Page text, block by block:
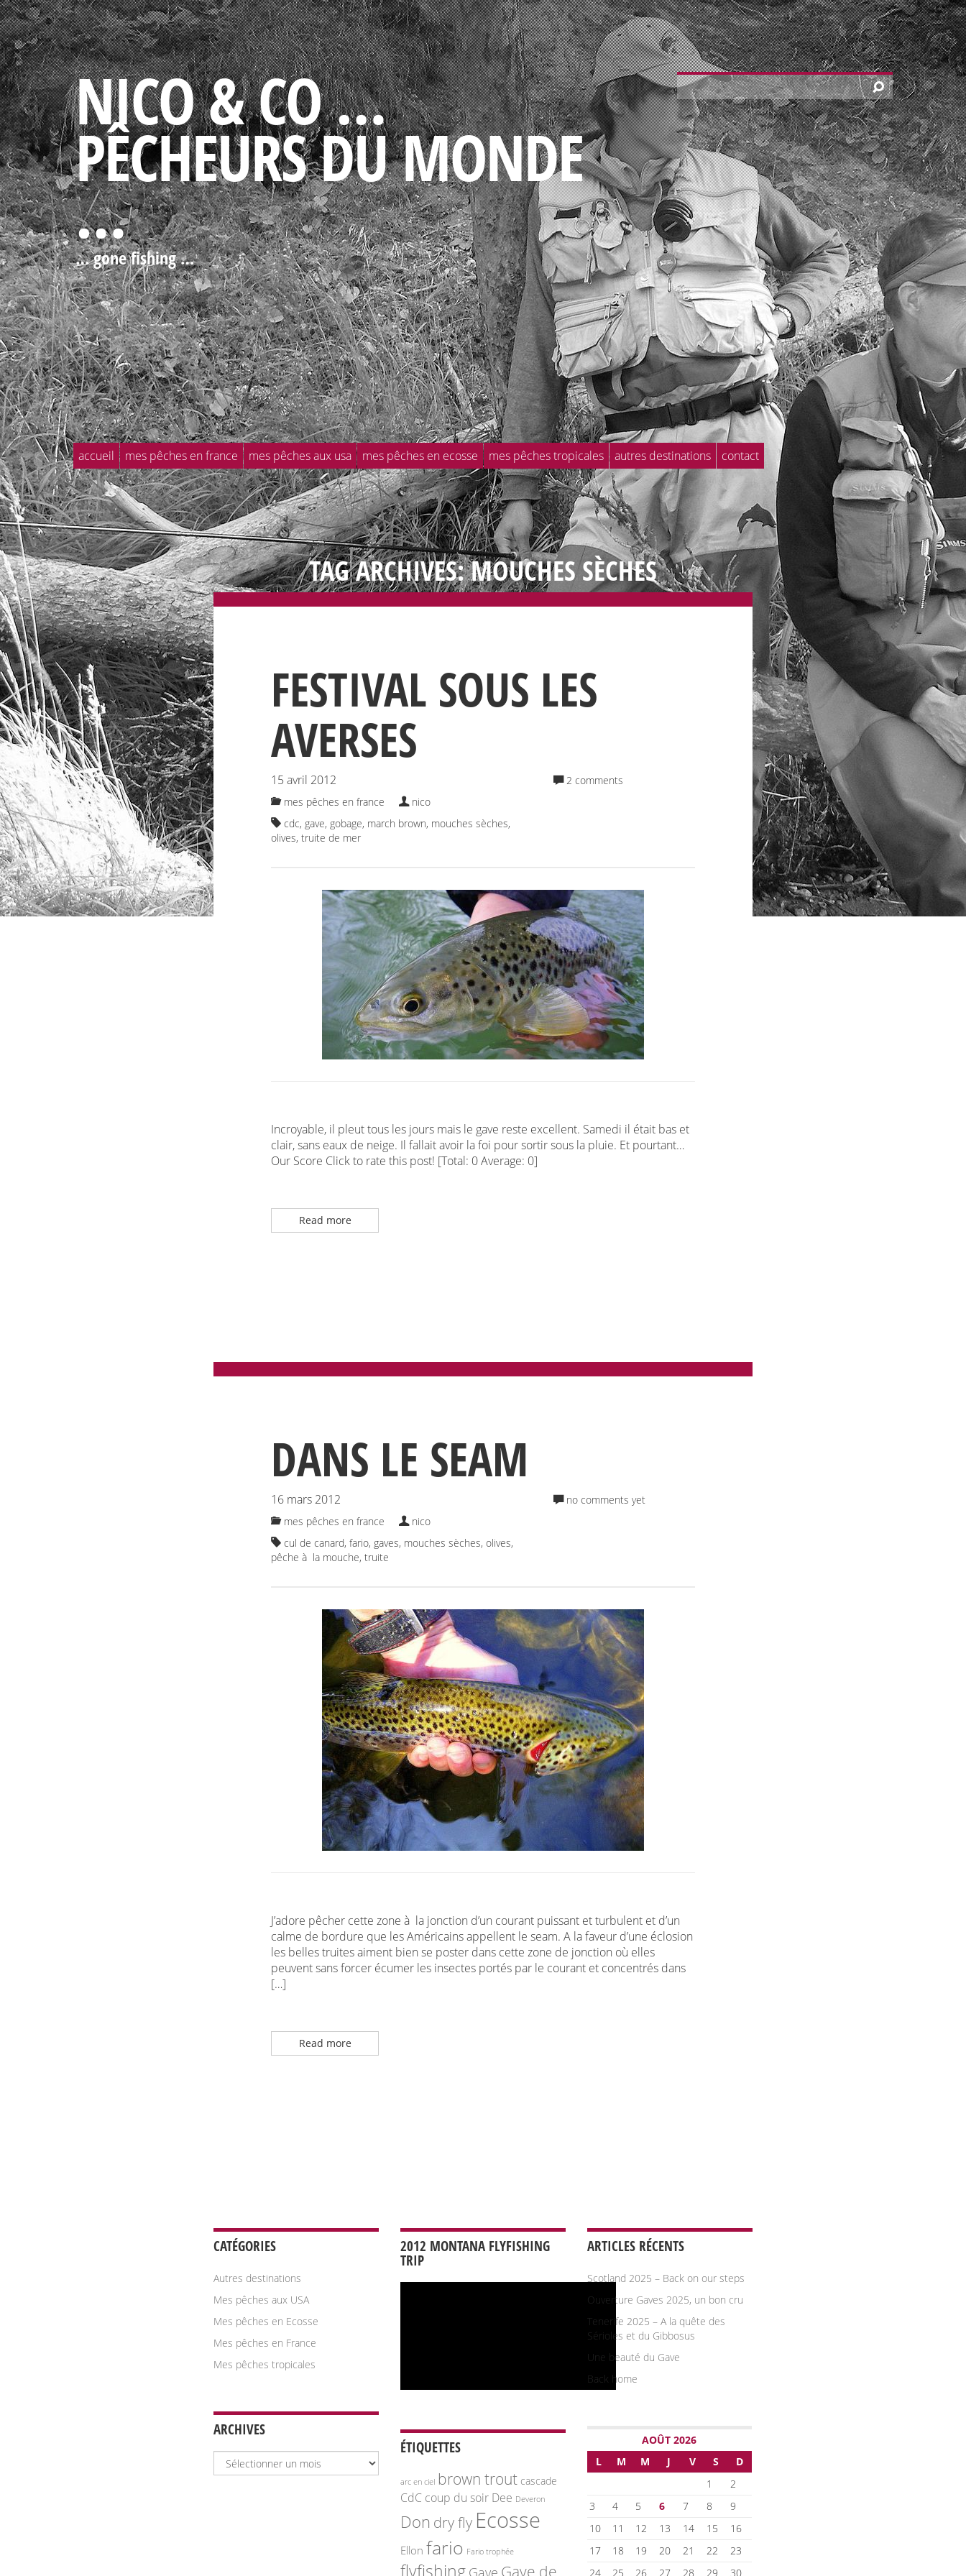
NICO & CO …
PÊCHEURS DU MONDE
…
… gone fishing …
accueil mes pêches en france mes pêches aux usa mes pêches en ecosse mes pêches tropicales autres destinations contact
TAG ARCHIVES: MOUCHES SÈCHES
FESTIVAL SOUS LES
AVERSES
15 avril 2012
mes pêches en france
nico
cdc, gave, gobage, march brown, mouches sèches,
olives, truite de mer
2 comments
Incroyable, il pleut tous les jours mais le gave reste excellent. Samedi il était bas et
clair, sans eaux de neige. Il fallait avoir la foi pour sortir sous la pluie. Et pourtant…
Our Score Click to rate this post! [Total: 0 Average: 0]
Read more
DANS LE SEAM
16 mars 2012
mes pêches en france
nico
cul de canard, fario, gaves, mouches sèches, olives,
pêche à la mouche, truite
no comments yet
J’adore pêcher cette zone à la jonction d’un courant puissant et turbulent et d’un
calme de bordure que les Américains appellent le seam. A la faveur d’une éclosion
les belles truites aiment bien se poster dans cette zone de jonction où elles
peuvent sans forcer écumer les insectes portés par le courant et concentrés dans
[…]
Read more
CATÉGORIES
Autres destinations
Mes pêches aux USA
Mes pêches en Ecosse
Mes pêches en France
Mes pêches tropicales
ARCHIVES
Archives
2012 MONTANA FLYFISHING
TRIP
ÉTIQUETTES
arc en ciel brown trout cascade
CdC coup du soir Dee Deveron
Don dry fly Ecosse
Ellon fario Fario trophée
flyfishing Gave Gave de
ARTICLES RÉCENTS
Scotland 2025 – Back on our steps
Ouverture Gaves 2025, un bon cru
Tenerife 2025 – A la quête des
Sérioles et du Gibbosus
Une beauté du Gave
Back home
AOÛT 2026
L
M M J V S
D
1
2
3
4 5 6 7 8
9
10
11 12 13 14 15
16
17
18 19 20 21 22
23
24
25 26 27 28 29 30